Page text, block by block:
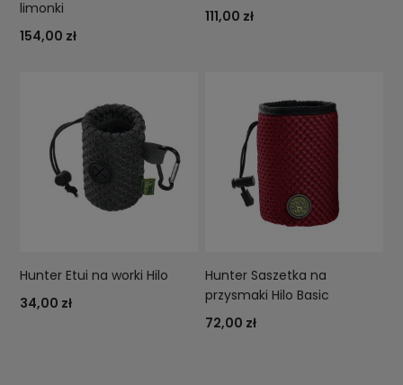
limonki
154,00 zł
111,00 zł
Hunter Etui na worki Hilo
34,00 zł
Hunter Saszetka na
przysmaki Hilo Basic
72,00 zł